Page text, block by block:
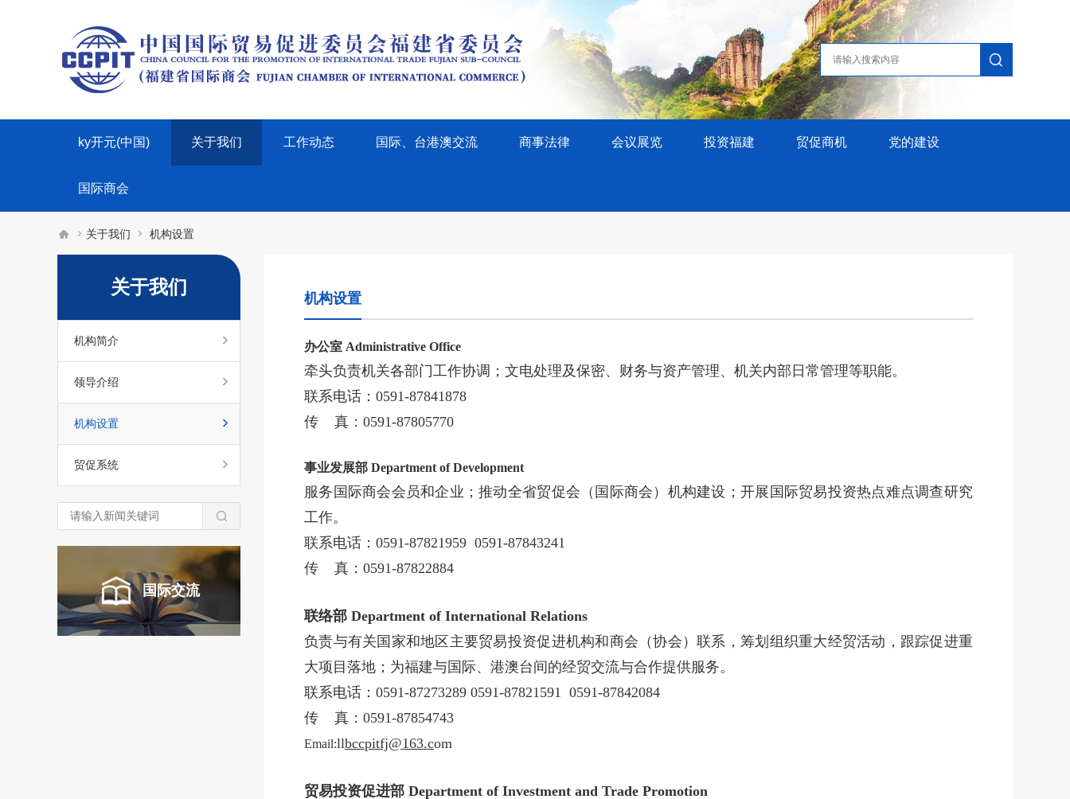
ky开元(中国) 关于我们 工作动态 国际、台港澳交流 商事法律 会议展览 投资福建 贸促商机 党的建设
国际商会
  关于我们  机构设置
关于我们
机构简介
领导介绍
机构设置
贸促系统
国际交流
机构设置
办公室 Administrative Office
牵头负责机关各部门工作协调；文电处理及保密、财务与资产管理、机关内部日常管理等职能。
联系电话：0591-87841878
传 真：0591-87805770
事业发展部 Department of Development
服务国际商会会员和企业；推动全省贸促会（国际商会）机构建设；开展国际贸易投资热点难点调查研究
工作。
联系电话：0591-87821959 0591-87843241
传 真：0591-87822884
联络部 Department of International Relations
负责与有关国家和地区主要贸易投资促进机构和商会（协会）联系，筹划组织重大经贸活动，跟踪促进重
大项目落地；为福建与国际、港澳台间的经贸交流与合作提供服务。
联系电话：0591-87273289 0591-87821591 0591-87842084
传 真：0591-87854743
Email:llbccpitfj@163.com
贸易投资促进部 Department of Investment and Trade Promotion